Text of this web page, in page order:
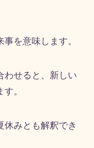
を意味します。
わせると、新しい
。
みとも解釈でき